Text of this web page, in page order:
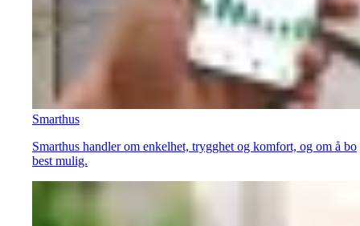
Smarthus
Smarthus handler om enkelhet, trygghet og komfort, og om å bo
best mulig.